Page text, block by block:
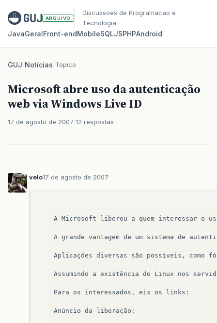
ARQUIVO
Discussoes de Programacao e
Tecnologia
JavaGeralFront‑endMobileSQLJSPHPAndroid
GUJ/Notícias/Topico
Microsoft abre uso da autenticação
web via Windows Live ID
17 de agosto de 2007 12 respostas
velo17 de agosto de 2007
A Microsoft liberou a quem interessar o
A grande vantagem de um sistema de
Aplicações diversas são possíveis , como
Assumindo a existência do Linux nos
Para os interessados , eis os links :
Anúncio da liberação :